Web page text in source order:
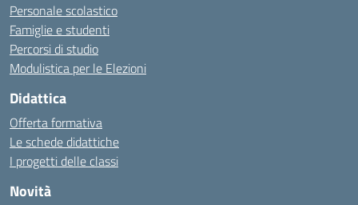
Personale scolastico
Famiglie e studenti
Percorsi di studio
Modulistica per le Elezioni
Didattica
Offerta formativa
Le schede didattiche
I progetti delle classi
Novità